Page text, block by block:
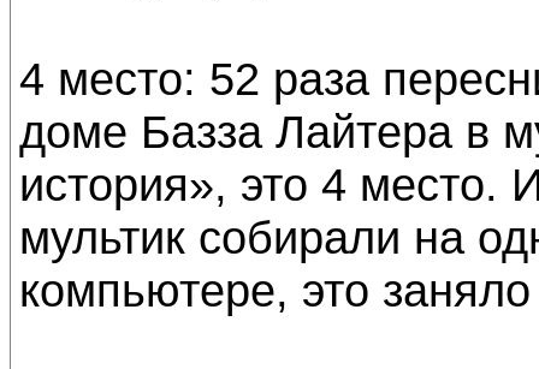
4 место: 52 раза
доме Базза Лайтера в
история», это 4 место.
мультик собирали на
компьютере, это